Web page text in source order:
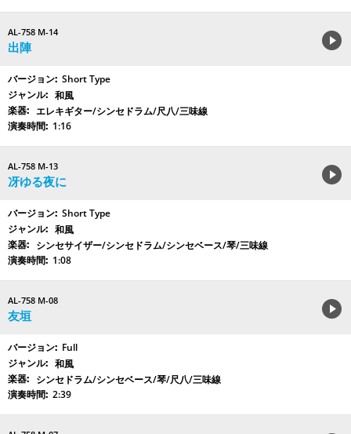
AL-758 M-14
出陣
Short Type
和風
エレキギター/シンセドラム/尺八/三味線
1:16
AL-758 M-13
冴ゆる夜に
Short Type
和風
シンセサイザー/シンセドラム/シンセベース/琴/三味線
1:08
AL-758 M-08
友垣
Full
和風
シンセドラム/シンセベース/琴/尺八/三味線
2:39